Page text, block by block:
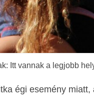
Itt vannak a legjobb
égi esemény miatt,